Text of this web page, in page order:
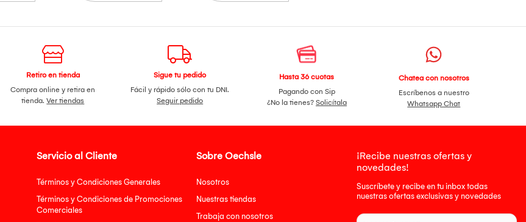
Retiro en tienda
Compra online y retira en
tienda.Ver tiendas
Sigue tu pedido
Fácil y rápido sólo con tu DNI.
Seguir pedido
Hasta 36 cuotas
Pagando con Sip
¿No la tienes? Solicítala
Chatea con nosotros
Escríbenos a nuestro
Whatsapp Chat
Servicio al Cliente
Términos y Condiciones Generales
Términos y Condiciones de Promociones
Comerciales
Sobre Oechsle
Nosotros
Nuestras tiendas
Trabaja con nosotros
¡Recibe nuestras ofertas y
novedades!
Suscríbete y recibe en tu inbox todas
nuestras ofertas exclusivas y novedades